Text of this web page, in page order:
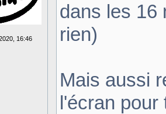
16:46
dans les 16
rien)
Mais aussi
l'écran pour